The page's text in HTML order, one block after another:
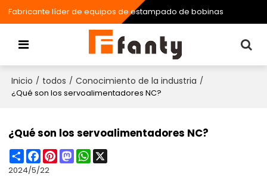
Fabricante líder de equipos de estampado de bobinas
Inicio / todos / Conocimiento de la industria /
¿Qué son los servoalimentadores NC?
¿Qué son los servoalimentadores NC?
ShareFacebook
PinterestMastodonWhatsApp
2024/5/22